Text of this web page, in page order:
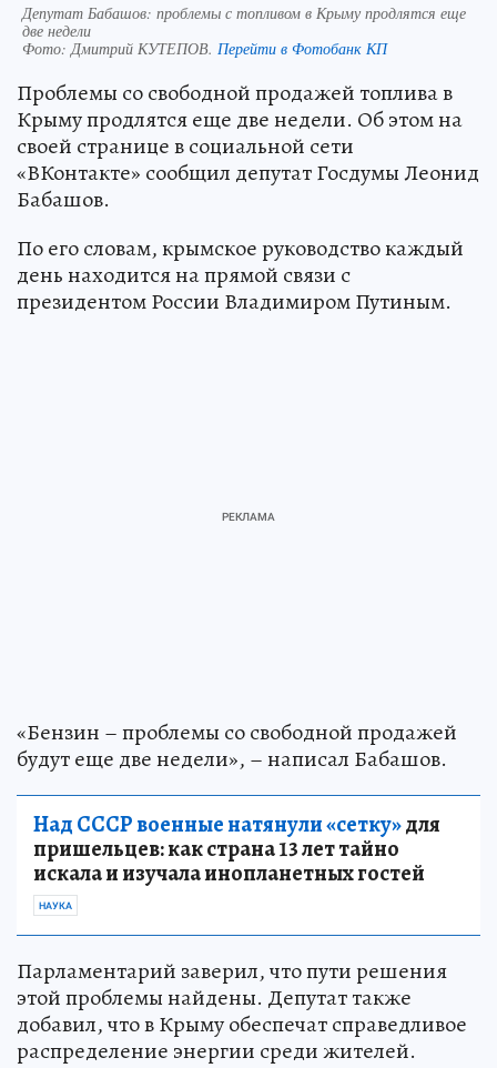
Депутат Бабашов: проблемы с топливом в Крыму продлятся еще
две недели
Фото:Дмитрий КУТЕПОВ. Перейти в Фотобанк КП
Проблемы со свободной продажей топлива в
Крыму продлятся еще две недели. Об этом на
своей странице в социальной сети
«ВКонтакте» сообщил депутат Госдумы Леонид
Бабашов.
По его словам, крымское руководство каждый
день находится на прямой связи с
президентом России Владимиром Путиным.
«Бензин – проблемы со свободной продажей
будут еще две недели», – написал Бабашов.
Над СССР военные натянули «сетку»для
пришельцев: как страна 13 лет тайно
искала и изучала инопланетных гостей
НАУКА
Парламентарий заверил, что пути решения
этой проблемы найдены. Депутат также
добавил, что в Крыму обеспечат справедливое
распределение энергии среди жителей.